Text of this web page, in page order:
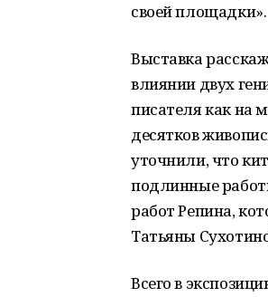
своей площадки».
Выставка
влиянии двух
писателя как на
десятков
уточнили, что
подлинные
работ Репина,
Татьяны
Всего в